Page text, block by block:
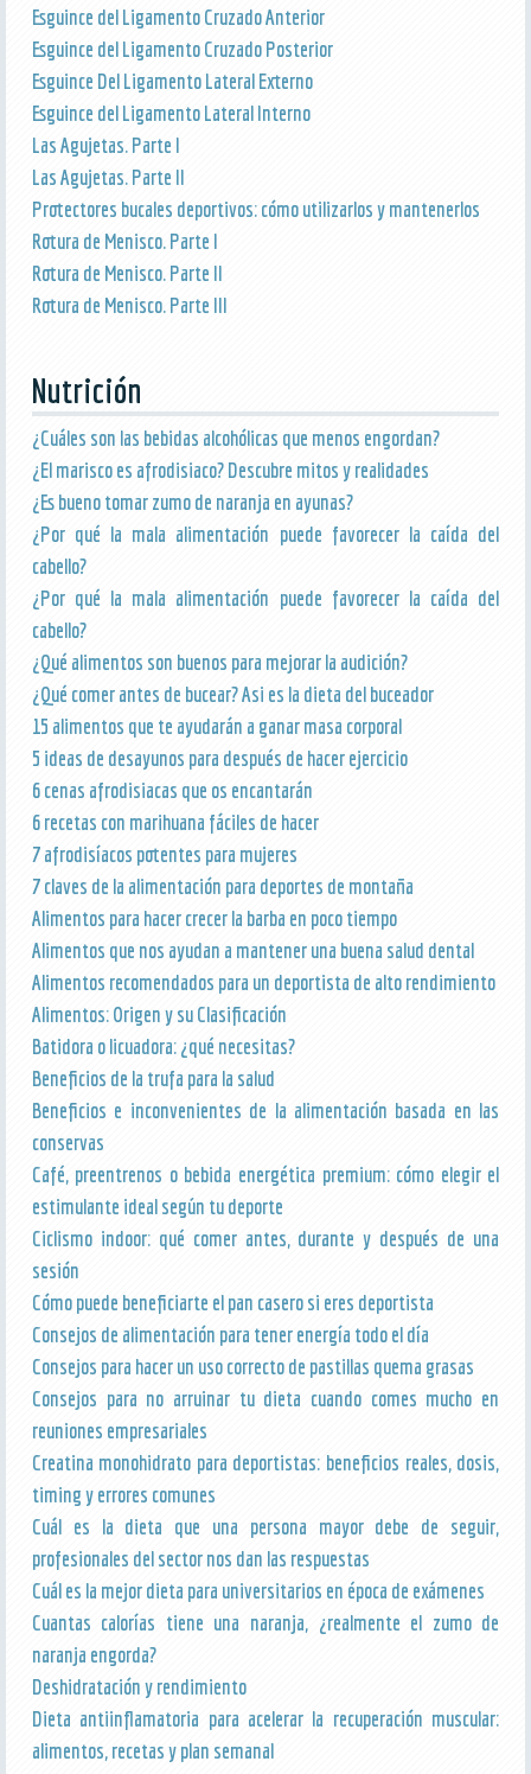
Esguince del Ligamento Cruzado Anterior
Esguince del Ligamento Cruzado Posterior
Esguince Del Ligamento Lateral Externo
Esguince del Ligamento Lateral Interno
Las Agujetas. Parte I
Las Agujetas. Parte II
Protectores bucales deportivos: cómo utilizarlos y mantenerlos
Rotura de Menisco. Parte I
Rotura de Menisco. Parte II
Rotura de Menisco. Parte III
Nutrición
¿Cuáles son las bebidas alcohólicas que menos engordan?
¿El marisco es afrodisiaco? Descubre mitos y realidades
¿Es bueno tomar zumo de naranja en ayunas?
¿Por qué la mala alimentación puede favorecer la caída del
cabello?
¿Por qué la mala alimentación puede favorecer la caída del
cabello?
¿Qué alimentos son buenos para mejorar la audición?
¿Qué comer antes de bucear? Asi es la dieta del buceador
15 alimentos que te ayudarán a ganar masa corporal
5 ideas de desayunos para después de hacer ejercicio
6 cenas afrodisiacas que os encantarán
6 recetas con marihuana fáciles de hacer
7 afrodisíacos potentes para mujeres
7 claves de la alimentación para deportes de montaña
Alimentos para hacer crecer la barba en poco tiempo
Alimentos que nos ayudan a mantener una buena salud dental
Alimentos recomendados para un deportista de alto rendimiento
Alimentos: Origen y su Clasificación
Batidora o licuadora: ¿qué necesitas?
Beneficios de la trufa para la salud
Beneficios e inconvenientes de la alimentación basada en las
conservas
Café, preentrenos o bebida energética premium: cómo elegir el
estimulante ideal según tu deporte
Ciclismo indoor: qué comer antes, durante y después de una
sesión
Cómo puede beneficiarte el pan casero si eres deportista
Consejos de alimentación para tener energía todo el día
Consejos para hacer un uso correcto de pastillas quema grasas
Consejos para no arruinar tu dieta cuando comes mucho en
reuniones empresariales
Creatina monohidrato para deportistas: beneficios reales, dosis,
timing y errores comunes
Cuál es la dieta que una persona mayor debe de seguir,
profesionales del sector nos dan las respuestas
Cuál es la mejor dieta para universitarios en época de exámenes
Cuantas calorías tiene una naranja, ¿realmente el zumo de
naranja engorda?
Deshidratación y rendimiento
Dieta antiinflamatoria para acelerar la recuperación muscular:
alimentos, recetas y plan semanal